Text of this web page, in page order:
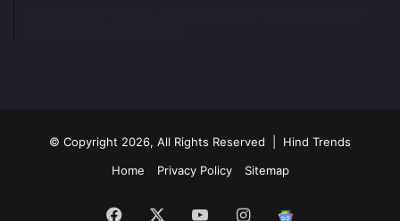
© Copyright 2026, All Rights Reserved | Hind Trends
Home
Privacy Policy Sitemap
Facebook YouTubeInstagram